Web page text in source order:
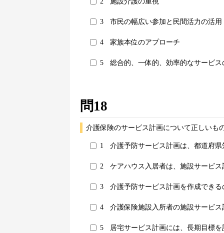
3 市民の幅広い参加と民間活力の活用
4 家族本位のアプローチ
5 総合的、一体的、効率的なサービス
問18
介護保険のサービス計画について正しいも
1 介護予防サービス計画は、都道府
2 ケアハウス入居者は、施設サービ
3 介護予防サービス計画を作成でき
4 介護保険施設入所者の施設サービ
5 居宅サービス計画には、長期目標